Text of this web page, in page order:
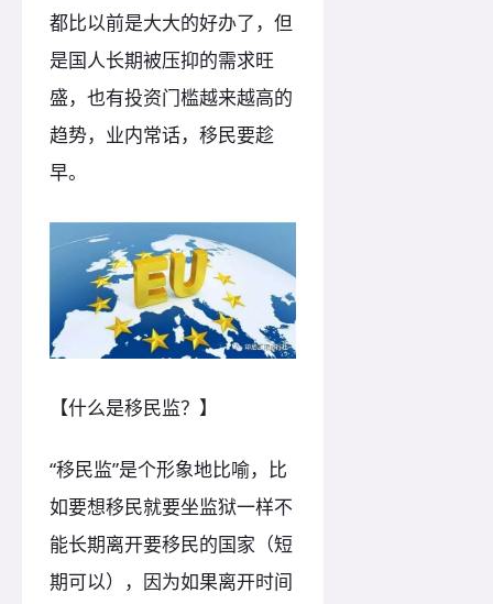
都比以前是大大的好办了，但
是国人长期被压抑的需求旺
盛，也有投资门槛越来越高的
趋势，业内常话，移民要趁
早。
【什么是移民监？】
“移民监”是个形象地比喻，比
如要想移民就要坐监狱一样不
能长期离开要移民的国家（短
期可以），因为如果离开时间